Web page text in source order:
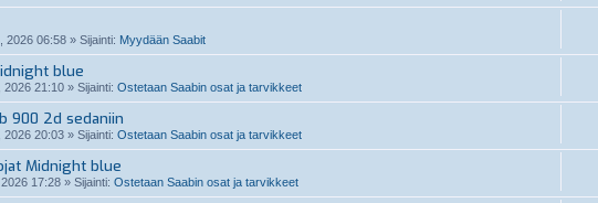
2026 06:58 » Sijainti: Myydään Saabit
blue
2026 21:10 » Sijainti: Ostetaan Saabin osat ja tarvikkeet
900 2d sedaniin
2026 20:03 » Sijainti: Ostetaan Saabin osat ja tarvikkeet
Midnight blue
17:28 » Sijainti: Ostetaan Saabin osat ja tarvikkeet